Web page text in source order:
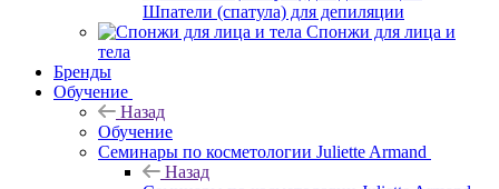
Шпатели (спатула) для депиляции
Спонжи для лица и
тела
Бренды
Обучение
Назад
Обучение
Семинары по косметологии Juliette Armand
Назад